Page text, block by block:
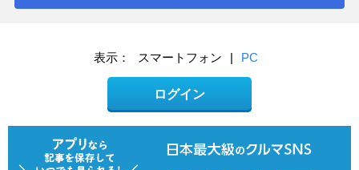
表示： スマートフォン | PC
ログイン